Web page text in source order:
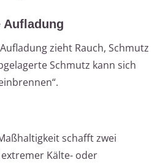
zieht Rauch, Schmutz
Schmutz kann sich
schafft zwei
Kälte- oder